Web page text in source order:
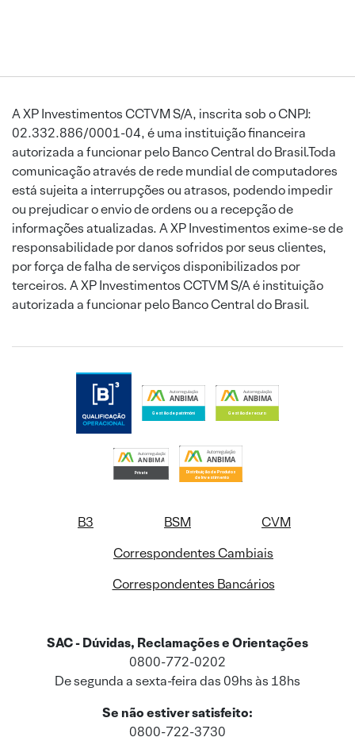
A XP Investimentos CCTVM S/A, inscrita sob o CNPJ:
02.332.886/0001-04, é uma instituição financeira
autorizada a funcionar pelo Banco Central do Brasil.Toda
comunicação através de rede mundial de computadores
está sujeita a interrupções ou atrasos, podendo impedir
ou prejudicar o envio de ordens ou a recepção de
informações atualizadas. A XP Investimentos exime-se de
responsabilidade por danos sofridos por seus clientes,
por força de falha de serviços disponibilizados por
terceiros. A XP Investimentos CCTVM S/A é instituição
autorizada a funcionar pelo Banco Central do Brasil.
B3 BSM
CVM
Correspondentes Cambiais
Correspondentes Bancários
SAC - Dúvidas, Reclamações e Orientações
0800-772-0202
De segunda a sexta-feira das 09hs às 18hs
Se não estiver satisfeito:
0800-722-3730